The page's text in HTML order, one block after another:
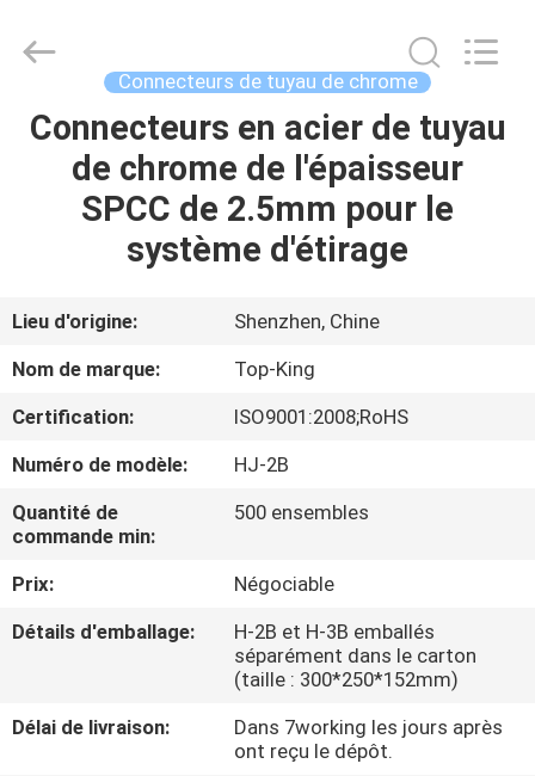
MAISON
À
PROPOS
NOUS
DE
L'USINE
CONTRÔLE
Jingji
Technology
Rights
Reserved.
Connecteurs de tuyau de chrome
Connecteurs en acier de tuyau
de chrome de l'épaisseur
SPCC de 2.5mm pour le
système d'étirage
Lieu d'origine:
Shenzhen, Chine
Nom de marque:
Top-King
Certification:
ISO9001:2008;RoHS
Numéro de modèle:
HJ-2B
Quantité de
commande min:
500 ensembles
Prix:
Négociable
Détails d'emballage:
H-2B et H-3B emballés
séparément dans le carton
(taille : 300*250*152mm)
Délai de livraison:
Dans 7working les jours après
ont reçu le dépôt.